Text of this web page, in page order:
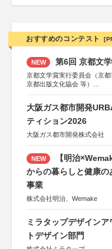
おすすめのコンテスト
NEW 第6回 京都文
京都文学賞実行委員会（京
京都出版文化協会 等）
KADOKAWA、河出書房新社
集英社、小学館、祥伝社、新
マ社、徳間書店、早川書房
大阪ガス都市開発
ティション2026
大阪ガス都市開発株式会社
NEW
【明治
からの暮らしと健康
事業
株式会社明治、Wemake
ミラタップデザイン
トデザイン部門